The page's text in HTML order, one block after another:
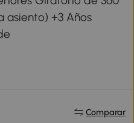
asiento) +3 Años
Comparar